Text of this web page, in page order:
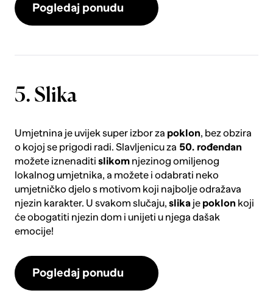
Pogledaj ponudu
5. Slika
Umjetnina je uvijek super izbor za poklon, bez obzira
o kojoj se prigodi radi. Slavljenicu za 50. rođendan
možete iznenaditi slikomnjezinog omiljenog
lokalnog umjetnika, a možete i odabrati neko
umjetničko djelo s motivom koji najbolje odražava
njezin karakter. U svakom slučaju, slikaje poklon koji
će obogatiti njezin dom i unijeti u njega dašak
emocije!
Pogledaj ponudu